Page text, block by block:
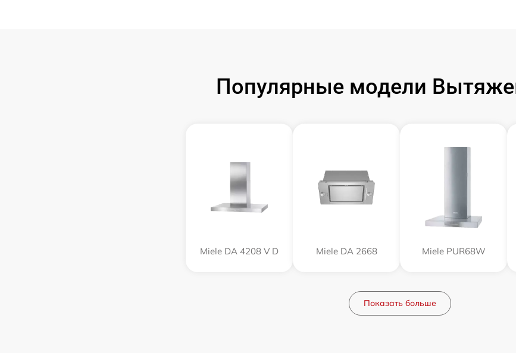
Популярные модели
Miele DA 4208 V D Miele DA 2668 Miele PUR68W
Показать больше